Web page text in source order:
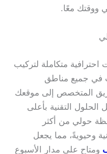
ووقتك معًا.
احترافية متكاملة لتركيب
في جميع مناطق
المتخصص إلى موقعك
التقنية بأعلى
حولي من أكثر
وحيويةً، مما يجعل
ومتاح على مدار الأسبوع